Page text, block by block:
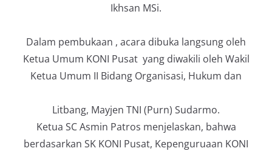
Ikhsan MSi.
Dalam pembukaan , acara dibuka langsung oleh
Ketua Umum KONI Pusat yang diwakili oleh Wakil
Ketua Umum II Bidang Organisasi, Hukum dan
Litbang, Mayjen TNI (Purn) Sudarmo.
Ketua SC Asmin Patros menjelaskan, bahwa
berdasarkan SK KONI Pusat, Kepenguruaan KONI